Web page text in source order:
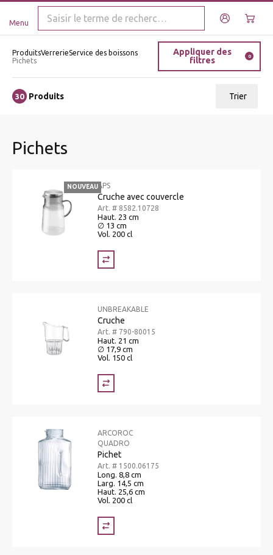
Menu
ProduitsVerrerieService des boissons
Pichets
Appliquer des
filtres
0
30 Produits Trier
Nom A - Z
Pichets
NOUVEAUAPS
Cruche avec couvercle
Art. # 8582.10728
Haut. 23 cm
∅ 13 cm
Vol. 200 cl
UNBREAKABLE
Cruche
Art. # 790-80015
Haut. 21 cm
∅ 17,9 cm
Vol. 150 cl
ARCOROC
QUADRO
Pichet
Art. # 1500.06175
Long. 8,8 cm
Larg. 14,5 cm
Haut. 25,6 cm
Vol. 200 cl